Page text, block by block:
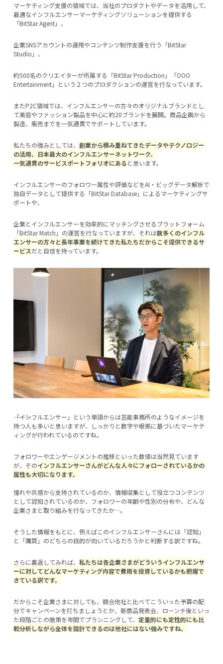
マーケティング支援の領域では、当社のプロダクトやデータを活用して、
最適なインフルエンサーマーケティングソリューションを提供する
「BitStar Agent」、
企業SNSアカウントの運用やコンテンツ制作支援を行う「BitStar
Studio」、
約500名のクリエイターが所属する「BitStar Production」「OOO
Entertainment」という２つのプロダクションの運営を行なっています。
またP2C領域では、インフルエンサーの方々のオリジナルブランドとし
て美容やファッション製品を中心に約20ブランドを展開。商品企画から
製造、販売までを一気通貫でサポートしています。
私たちの強みとしては、 創業から積み重ねてきたデータやテクノロジー
の活用、日本最大のインフルエンサーネットワーク、
一気通貫のサービスポートフォリオにあると思います。
インフルエンサーのフォロワー属性や評価などをAI・ビッグデータ解析で
独自データとして提供する「BitStar Database」によるマーケティングサ
ポートや、
企業とインフルエンサーを効率的にマッチングさせるプラットフォーム
「BitStar Match」の運営を行なっていますが、それは数多くのインフル
エンサーの方々と長年事業を続けてきた私たちだからこそ提供できるサ
ービスだと自信を持っています。
―――「インフルエンサー」という単語からは芸能事務所のようなイメージを
持つ人も多いと思いますが、しっかりと数字や根拠に基づいたマーケテ
ィングが行われているのですね。
フォロワーやエンゲージメントの推移といった数値は当然見ています
が、そのインフルエンサーさんがどんな人々にフォローされているかの
属性も大切になります。
憧れや共感から支持されているのか、情報収集として役立つコンテンツ
として認知されているのか、フォロワーの年齢や性別の分布や、どんな
企業さまと取り組みを行なってきたか…。
そうした情報をもとに、例えばこのインフルエンサーさんには「認知」
と「購買」のどちらの目的が向いているだろうかと判断する訳ですね。
さらに裏返してみれば、 私たちは各企業さまがどういうインフルエンサ
ーに対してどんなマーケティング内容で費用を投資しているかも把握で
きている訳です。
だからこそ企業さまに対しても、競合他社と比べてこういった予算の配
分でキャンペーンを打ちましょうとか、新商品発表会、ローンチ後といっ
た段階ごとの施策を年間でプランニングして、 定量的にも定性的にも比
較分析しながら全体を設計できるのは他社にはない強みですね。